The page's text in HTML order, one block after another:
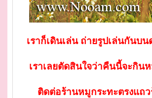
เราก็เดินเล่น ถ่ายรูปเล่นกันบ
เราเลยตัดสินใจว่าคืนนี้จะกิน
ติดต่อร้านหมูกระทะตรงแถ